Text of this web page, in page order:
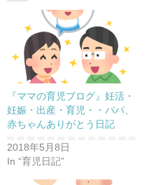
で
有
(
新
し
い
ウ
ィ
ン
ド
ウ
開
き
ま
す
有
す
る
に
は
ク
ッ
し
て
く
だ
さ
い
新
し
『ママの育児ブログ』妊活・
妊娠・出産・育児・・パパ、
赤ちゃんありがとう日記
2018年5月8日
In “育児日記”